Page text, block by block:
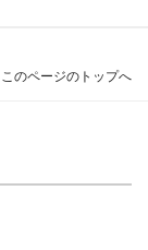
このページのトップへ